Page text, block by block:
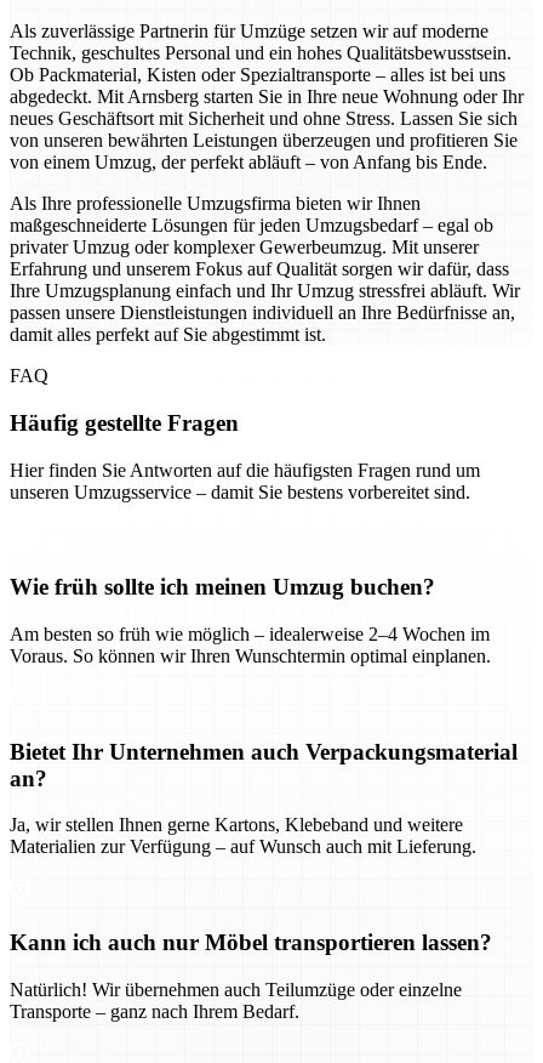
Als zuverlässige Partnerin für Umzüge setzen wir auf moderne
Technik, geschultes Personal und ein hohes Qualitätsbewusstsein.
Ob Packmaterial, Kisten oder Spezialtransporte – alles ist bei uns
abgedeckt. Mit Arnsberg starten Sie in Ihre neue Wohnung oder Ihr
neues Geschäftsort mit Sicherheit und ohne Stress. Lassen Sie sich
von unseren bewährten Leistungen überzeugen und profitieren Sie
von einem Umzug, der perfekt abläuft – von Anfang bis Ende.
Als Ihre professionelle Umzugsfirma bieten wir Ihnen
maßgeschneiderte Lösungen für jeden Umzugsbedarf – egal ob
privater Umzug oder komplexer Gewerbeumzug. Mit unserer
Erfahrung und unserem Fokus auf Qualität sorgen wir dafür, dass
Ihre Umzugsplanung einfach und Ihr Umzug stressfrei abläuft. Wir
passen unsere Dienstleistungen individuell an Ihre Bedürfnisse an,
damit alles perfekt auf Sie abgestimmt ist.
FAQ
Häufig gestellte Fragen
Hier finden Sie Antworten auf die häufigsten Fragen rund um
unseren Umzugsservice – damit Sie bestens vorbereitet sind.
Wie früh sollte ich meinen Umzug buchen?
Am besten so früh wie möglich – idealerweise 2–4 Wochen im
Voraus. So können wir Ihren Wunschtermin optimal einplanen.
Bietet Ihr Unternehmen auch Verpackungsmaterial
an?
Ja, wir stellen Ihnen gerne Kartons, Klebeband und weitere
Materialien zur Verfügung – auf Wunsch auch mit Lieferung.
Kann ich auch nur Möbel transportieren lassen?
Natürlich! Wir übernehmen auch Teilumzüge oder einzelne
Transporte – ganz nach Ihrem Bedarf.